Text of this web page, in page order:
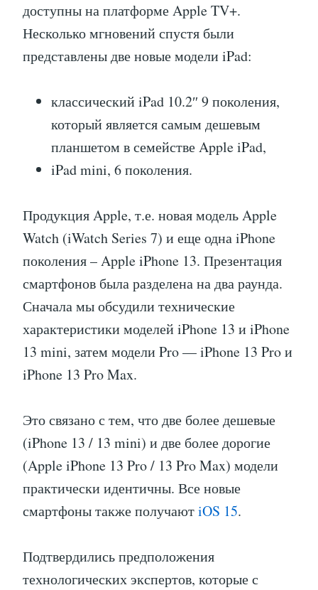
доступны на платформе Apple TV+.
Несколько мгновений спустя были
представлены две новые модели iPad:
классический iPad 10.2″ 9 поколения,
который является самым дешевым
планшетом в семействе Apple iPad,
iPad mini, 6 поколения.
Продукция Apple, т.е. новая модель Apple
Watch (iWatch Series 7) и еще одна iPhone
поколения – Apple iPhone 13. Презентация
смартфонов была разделена на два раунда.
Сначала мы обсудили технические
характеристики моделей iPhone 13 и iPhone
13 mini, затем модели Pro — iPhone 13 Pro и
iPhone 13 Pro Max.
Это связано с тем, что две более дешевые
(iPhone 13 / 13 mini) и две более дорогие
(Apple iPhone 13 Pro / 13 Pro Max) модели
практически идентичны. Все новые
смартфоны также получаютiOS 15.
Подтвердились предположения
технологических экспертов, которые с